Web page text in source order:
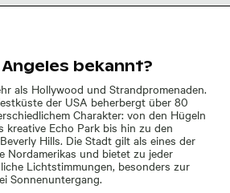
bekannt?
als Hollywood und Strandpromenaden.
der USA beherbergt über 80
Charakter: von den Hügeln
kreative Echo Park bis hin zu den
Hills. Die Stadt gilt als eines der
Nordamerikas und bietet zu jeder
Lichtstimmungen, besonders zur
Sonnenuntergang.